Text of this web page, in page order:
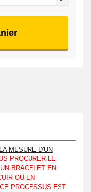
MESURE D'UN
PROCURER LE
BRACELET EN
OU EN
PROCESSUS EST